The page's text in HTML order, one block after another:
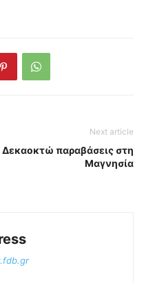
Next article
Δεκαοκτώ παραβάσεις στη
Μαγνησία